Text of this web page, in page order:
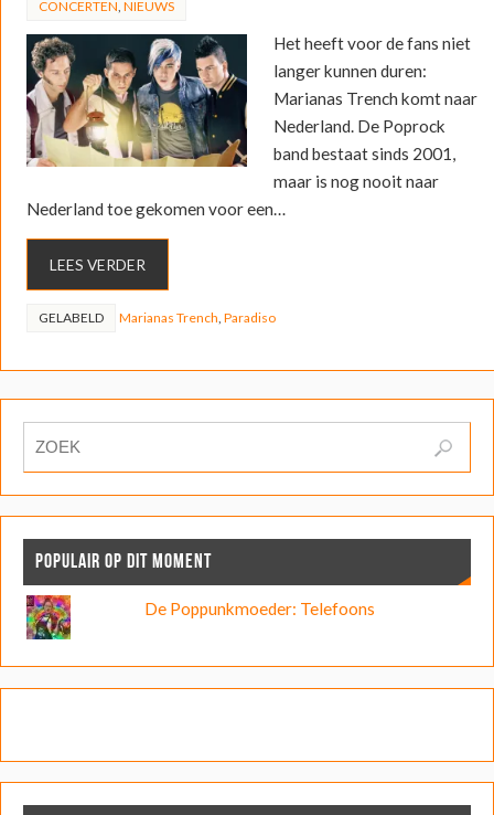
CONCERTEN NIEUWS
Het heeft voor de fans niet
langer kunnen duren:
Marianas Trench komt naar
Nederland. De Poprock
band bestaat sinds 2001,
maar is nog nooit naar
Nederland toe gekomen voor een…
LEES VERDER
GELABELD Marianas Trench Paradiso
POPULAIR OP DIT MOMENT
De Poppunkmoeder: Telefoons